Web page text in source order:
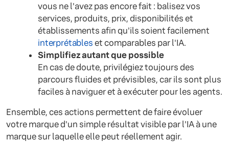
vous ne l'avez pas encore fait : balisez vos
services, produits, prix, disponibilités et
établissements afin qu'ils soient facilement
interprétableset comparables par l'IA.
Simplifiez autant que possible
En cas de doute, privilégiez toujours des
parcours fluides et prévisibles, car ils sont plus
faciles à naviguer et à exécuter pour les agents.
Ensemble, ces actions permettent de faire évoluer
votre marque d'un simple résultat visible par l'IA à une
marque sur laquelle elle peut réellement agir.